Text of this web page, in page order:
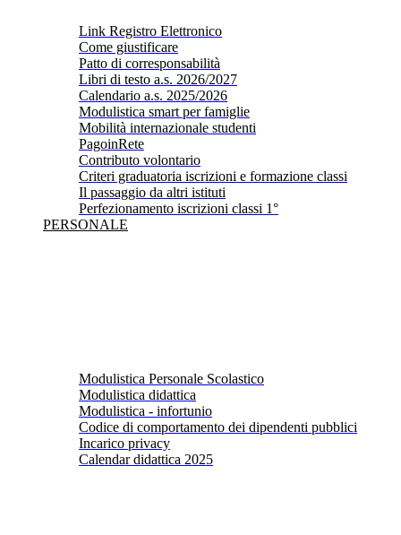
Link Registro Elettronico
Come giustificare
Patto di corresponsabilità
Libri di testo a.s. 2026/2027
Calendario a.s. 2025/2026
Modulistica smart per famiglie
Mobilità internazionale studenti
PagoinRete
Contributo volontario
Criteri graduatoria iscrizioni e formazione classi
Il passaggio da altri istituti
Perfezionamento iscrizioni classi 1°
PERSONALE
Modulistica Personale Scolastico
Modulistica didattica
Modulistica - infortunio
Codice di comportamento dei dipendenti pubblici
Incarico privacy
Calendar didattica 2025